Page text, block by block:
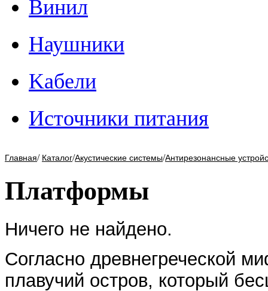
Винил
Наушники
Kабели
Источники питания
Главная/ Каталог/Акустические системы/Антирезонансные
Платформы
Ничего не найдено.
Согласно древнегреческой
плавучий остров, который